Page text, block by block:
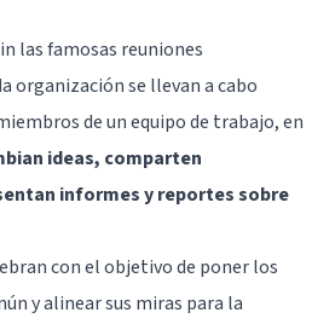
las famosas reuniones
organización se llevan a cabo
de un equipo de trabajo, en
ideas, comparten
informes y reportes sobre
con el objetivo de poner los
y alinear sus miras para la